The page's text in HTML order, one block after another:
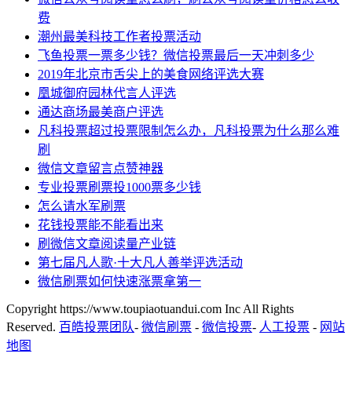
费
潮州最美科技工作者投票活动
飞鱼投票一票多少钱？微信投票最后一天冲刺多少
2019年北京市舌尖上的美食网络评选大赛
凰城御府园林代言人评选
通达商场最美商户评选
凡科投票超过投票限制怎么办，凡科投票为什么那么难
刷
微信文章留言点赞神器
专业投票刷票投1000票多少钱
怎么请水军刷票
花钱投票能不能看出来
刷微信文章阅读量产业链
第七届凡人歌·十大凡人善举评选活动
微信刷票如何快速涨票拿第一
Copyright https://www.toupiaotuandui.com Inc All Rights
Reserved. 百皓投票团队- 微信刷票 - 微信投票- 人工投票 - 网站
地图